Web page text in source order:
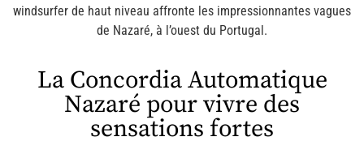
windsurfer de haut niveau affronte les impressionnantes vagues
de Nazaré, à l’ouest du Portugal.
La Concordia Automatique
Nazaré pour vivre des
sensations fortes